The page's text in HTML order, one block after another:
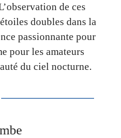
de ces
doubles dans la
passionnante pour
pour les amateurs
du ciel nocturne.